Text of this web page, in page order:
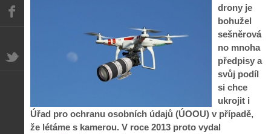
drony je
bohužel
sešněrová
no mnoha
předpisy a
svůj podíl
si chce
ukrojit i
Úřad pro ochranu osobních údajů (ÚOOU) v případě,
že létáme s kamerou. V roce 2013 proto vydal